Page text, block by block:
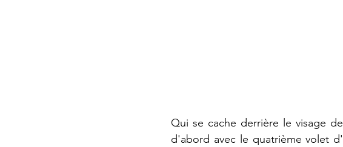
Qui se cache derrière le visage de
d'abord avec le quatrième volet d'